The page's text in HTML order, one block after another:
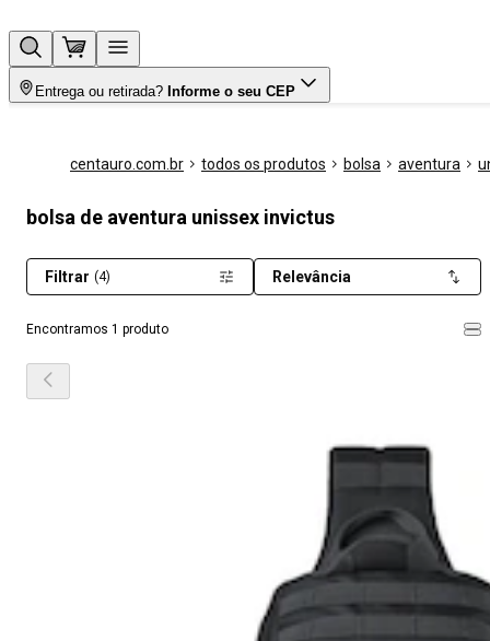
Entrega ou retirada? Informe o seu CEP
centauro.com.br todos os produtos bolsa aventura
bolsa de aventura unissex invictus
Encontramos 1 produto
Filtrar (4) Relevância